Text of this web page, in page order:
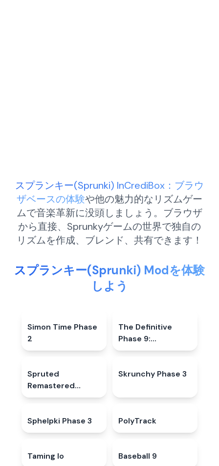
スプランキー(Sprunki) InCrediBox：ブラウ
ザベースの体験や他の魅力的なリズムゲー
ムで音楽革新に没頭しましょう。ブラウザ
から直接、Sprunkyゲームの世界で独自の
リズムを作成、ブレンド、共有できます！
スプランキー(Sprunki) Modを体験
しよう
5.0★
Simon Time Phase
2
5.0
The Definitive
Phase 9:
Demolition
Spruted
Remastered
Alternative Phase
4.5★
Skrunchy Phase 3
4.9 ★
Sphelpki Phase 3 PolyTrack
Taming Io Baseball 9